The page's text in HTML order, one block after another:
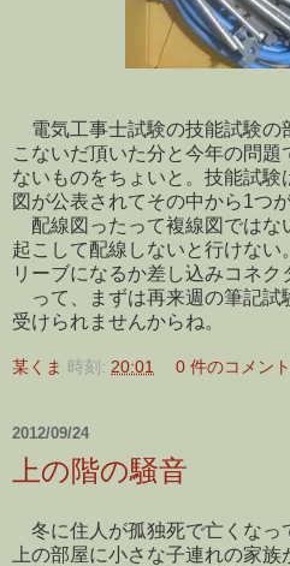
電気工事士試験の技能試験の
こないだ頂いた分と今年の問題
ないものをちょいと。技能試
図が公表されてその中から1つ
配線図ったって複線図ではな
起こして配線しないと行けない
リーブになるか差し込みコネク
って、まずは再来週の筆記試
受けられませんからね。
某くま 時刻: 20:01 0 件のコメン
2012/09/24
上の階の騒音
冬に住人が孤独死で亡くなっ
上の部屋に小さな子連れの家族